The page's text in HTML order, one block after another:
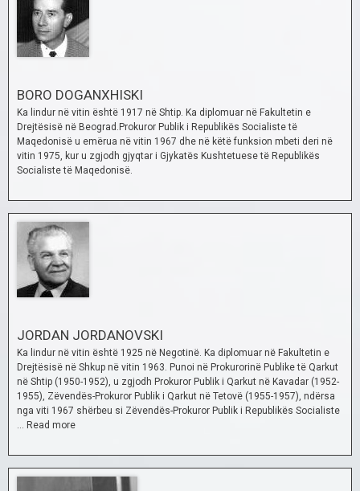
BORO DOGANXHISKI
Ka lindur në vitin është 1917 në Shtip. Ka diplomuar në Fakultetin e
Drejtësisë në Beograd.Prokuror Publik i Republikës Socialiste të
Maqedonisë u emërua në vitin 1967 dhe në këtë funksion mbeti deri në
vitin 1975, kur u zgjodh gjyqtar i Gjykatës Kushtetuese të Republikës
Socialiste të Maqedonisë.
JORDAN JORDANOVSKI
Ka lindur në vitin është 1925 në Negotinë. Ka diplomuar në Fakultetin e
Drejtësisë në Shkup në vitin 1963. Punoi në Prokurorinë Publike të Qarkut
në Shtip (1950-1952), u zgjodh Prokuror Publik i Qarkut në Kavadar (1952-
1955), Zëvendës-Prokuror Publik i Qarkut në Tetovë (1955-1957), ndërsa
nga viti 1967 shërbeu si Zëvendës-Prokuror Publik i Republikës Socialiste
… Read more